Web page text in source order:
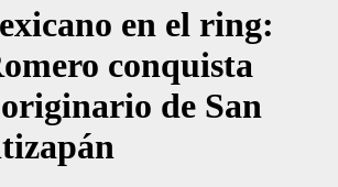
en el ring:
conquista
de San